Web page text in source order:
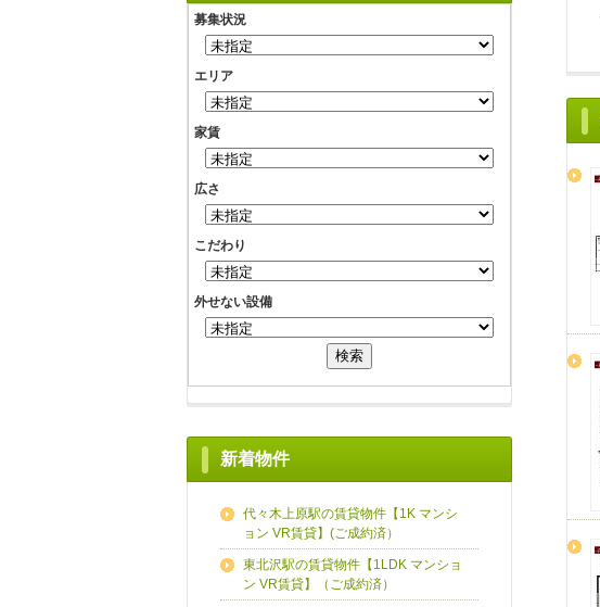
募集状況
エリア
家賃
広さ
こだわり
外せない設備
新着物件
代々木上原駅の賃貸物件【1K マンシ
ョン VR賃貸】(ご成約済）
東北沢駅の賃貸物件【1LDK マンショ
ン VR賃貸】（ご成約済）